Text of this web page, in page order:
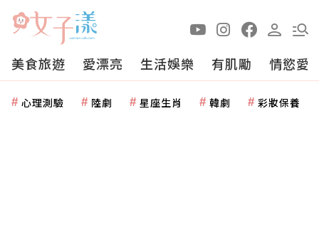
美食旅遊 愛漂亮 生活娛樂 有肌勵 情慾愛
心理測驗 陸劇 星座生肖 韓劇 彩妝保養